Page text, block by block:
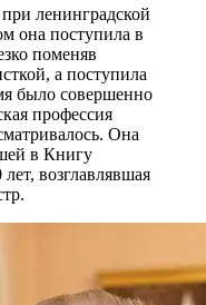
ленинградской
она поступила в
поменяв
а поступила
было совершенно
профессия
Она
в Книгу
возглавлявшая